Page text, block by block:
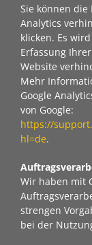
Sie können
Analytics
klicken. Es
Erfassung
Website
Mehr
Google
von Google:
https://
hl=de.
Wir haben mit
strengen
bei der